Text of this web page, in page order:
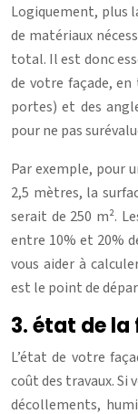
Logiquement, plus
de matériaux
total. Il est donc
de votre façade,
portes) et des
pour ne pas
Par exemple, pour
2,5 mètres, la
serait de 250 m².
entre 10% et 20%
vous aider à
est le point de
3. état de
L’état de votre
coût des travaux. Si
décollements,